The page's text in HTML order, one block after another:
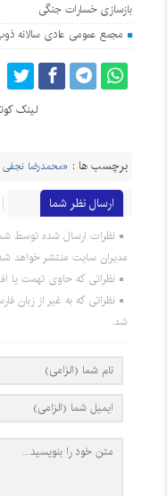
بازسازی خسارات جنگی
مجمع عمومی عادی سالانه
لینک
برچسب ها : «محمدرضا
ارسال نظر شما
نظرات ارسال شده توسط
مدیران سایت منتشر خواهد
نظراتی که حاوی تهمت یا
نظراتی که به غیر از زبان
شد.